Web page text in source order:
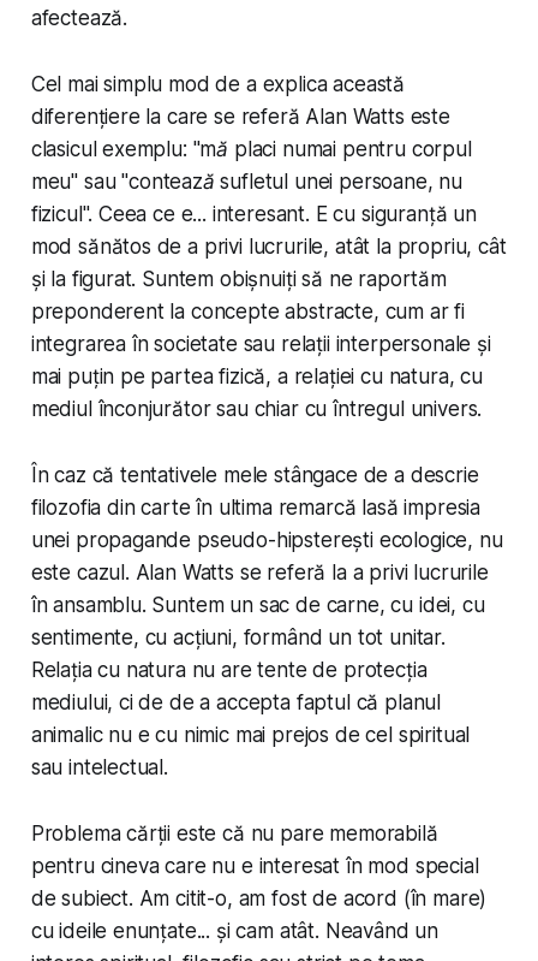
afectează.
Cel mai simplu mod de a explica această
diferențiere la care se referă Alan Watts este
clasicul exemplu: "mă placi numai pentru corpul
meu" sau "contează sufletul unei persoane, nu
fizicul ". Ceea ce e... interesant. E cu siguranță un
mod sănătos de a privi lucrurile, atât la propriu, cât
și la figurat. Suntem obișnuiți să ne raportăm
preponderent la concepte abstracte, cum ar fi
integrarea în societate sau relații interpersonale și
mai puțin pe partea fizică, a relației cu natura, cu
mediul înconjurător sau chiar cu întregul univers.
În caz că tentativele mele stângace de a descrie
filozofia din carte în ultima remarcă lasă impresia
unei propagande pseudo-hipsterești ecologice, nu
este cazul. Alan Watts se referă la a privi lucrurile
în ansamblu. Suntem un sac de carne, cu idei, cu
sentimente, cu acțiuni, formând un tot unitar.
Relația cu natura nu are tente de protecția
mediului, ci de de a accepta faptul că planul
animalicnu e cu nimic mai prejos de cel spiritual
sau intelectual.
Problema cărții este că nu pare memorabilă
pentru cineva care nu e interesat în mod special
de subiect. Am citit-o, am fost de acord (în mare)
cu ideile enunțate... și cam atât. Neavând un